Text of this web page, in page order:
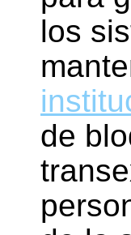
los
de